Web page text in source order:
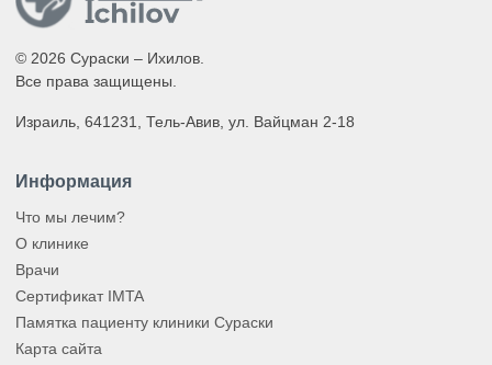
© 2026 Сураски – Ихилов.
Все права защищены.
Израиль, 641231, Тель-Авив, ул. Вайцман 2-18
Информация
Что мы лечим?
О клинике
Врачи
Сертификат IMTA
Памятка пациенту клиники Сураски
Карта сайта